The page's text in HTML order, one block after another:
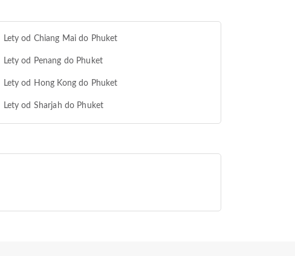
Lety od Chiang Mai do Phuket
Lety od Penang do Phuket
Lety od Hong Kong do Phuket
Lety od Sharjah do Phuket